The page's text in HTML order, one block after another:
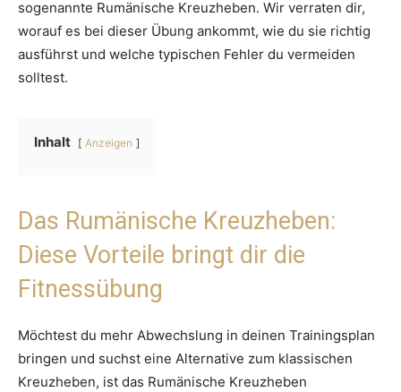
sogenannte Rumänische Kreuzheben. Wir verraten dir,
worauf es bei dieser Übung ankommt, wie du sie richtig
ausführst und welche typischen Fehler du vermeiden
solltest.
Inhalt Anzeigen
Das Rumänische Kreuzheben:
Diese Vorteile bringt dir die
Fitnessübung
Möchtest du mehr Abwechslung in deinen Trainingsplan
bringen und suchst eine Alternative zum klassischen
Kreuzheben, ist das Rumänische Kreuzheben